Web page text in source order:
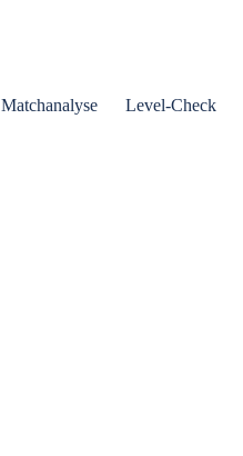
Matchanalyse Level-Check